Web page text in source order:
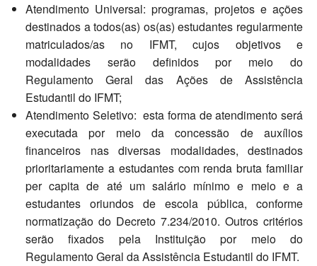
Atendimento Universal: programas, projetos e ações
destinados a todos(as) os(as) estudantes regularmente
matriculados/as no IFMT, cujos objetivos e
modalidades serão definidos por meio do
Regulamento Geral das Ações de Assistência
Estudantil do IFMT;
Atendimento Seletivo: esta forma de atendimento será
executada por meio da concessão de auxílios
financeiros nas diversas modalidades, destinados
prioritariamente a estudantes com renda bruta familiar
per capita de até um salário mínimo e meio e a
estudantes oriundos de escola pública, conforme
normatização do Decreto 7.234/2010. Outros critérios
serão fixados pela Instituição por meio do
Regulamento Geral da Assistência Estudantil do IFMT.